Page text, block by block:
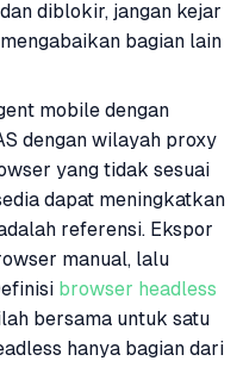
diblokir, jangan kejar
bagian lain
mobile dengan
dengan wilayah proxy
yang tidak sesuai
dapat meningkatkan
referensi. Ekspor
manual, lalu
browser headless
bersama untuk satu
hanya bagian dari